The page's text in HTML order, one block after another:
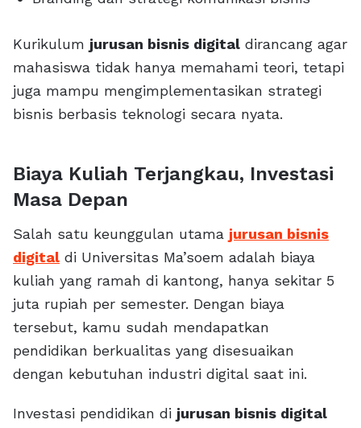
Kurikulum jurusan bisnis digital dirancang agar
mahasiswa tidak hanya memahami teori, tetapi
juga mampu mengimplementasikan strategi
bisnis berbasis teknologi secara nyata.
Biaya Kuliah Terjangkau, Investasi
Masa Depan
Salah satu keunggulan utama jurusan bisnis
digital di Universitas Ma’soem adalah biaya
kuliah yang ramah di kantong, hanya sekitar 5
juta rupiah per semester. Dengan biaya
tersebut, kamu sudah mendapatkan
pendidikan berkualitas yang disesuaikan
dengan kebutuhan industri digital saat ini.
Investasi pendidikan di jurusan bisnis digital